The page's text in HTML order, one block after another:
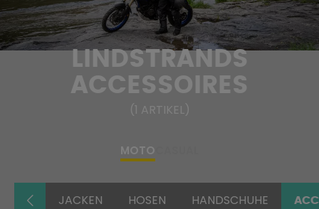
LINDSTRANDS
ACCESSOIRES
(1 ARTIKEL)
MOTO
JACKEN HOSEN HANDSCHUHE